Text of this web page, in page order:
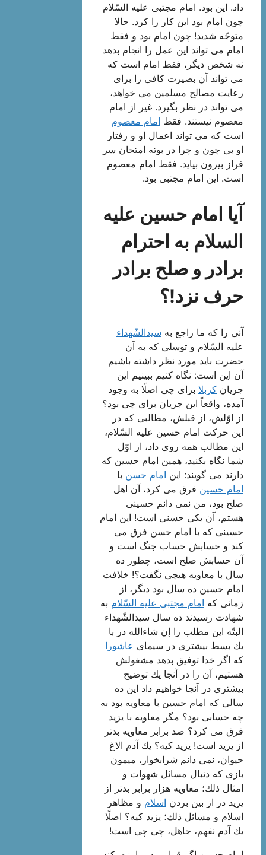
داد. این بود. امام مجتبی علیه السّلام
چون امام بود این كار را كرد. حالا
متوجّه شدید! چون امام بود و فقط
امام می تواند این عمل را انجام بدهد
نه شخص دیگر، فقط امام است كه
می تواند آن بصیرت كافی را برای
رعایت مصالح مسلمین می خواهد،
می تواند در نظر بگیرد. غیر از امام
معصوم نیستند. فقطامام معصوم
است كه می تواند اعمال او و رفتار
او بی چون و چرا در بوته امتحان سر
فراز بیرون بیاید. فقط امام معصوم
است. این امام مجتبی بود.
آیا امام حسین علیه
السلام به احترام
برادر و صلح برادر
حرف نزد!؟
آنی را كه ما راجع بهسیدالشّهداء
علیه السّلام و توسلی كه به آن
حضرت باید مورد نظر داشته باشیم
آن این است: نگاه كنیم ببینیم این
جریانكربلابرای چی اصلًا به وجود
آمده، واقعاً این جریان برای چی بود؟
از اوّلش، از قبلش، مطالبی كه در
این حركت امام حسین علیه السّلام،
این مطالب همه روی داد، از اوّل
شما نگاه بكنید، همین امام حسین كه
دارند می گویند: اینامام حسنبا
امام حسینفرق می كرد، آن اهل
صلح بود، من نمی دانم حسینی
هستم، آن یكی حسنی است! این امام
حسینی كه با امام حسن فرق می
كند و حسابش حساب جنگ است و
آن حسابش صلح است، چطور ده
سال با معاویه هیچی نگفت؟! خلافت
امام حسین ده سال بود دیگر، از
زمانی كهامام مجتبی علیه السّلامبه
شهادت رسیدند ده سال سیدالشّهداء
البتّه این مطلب را إن شاءالله در با
یك بسط بیشتری در سیمایعاشورا
كه اگر خدا توفیق بدهد مشغولش
هستیم، آن را در آنجا یك توضیح
بیشتری در آنجا خواهیم داد این ده
سالی كه امام حسین با معاویه بود به
چه حسابی بود؟ مگر معاویه با یزید
فرق می كرد؟ صد برابر معاویه بدتر
از یزید است! یزید كیه؟ یك آدم الاغ
حیوان، نمی دانم شرابخوار، میمون
بازی كه دنبال مسائل شهوات و
امثال ذلك؛ معاویه هزار برابر بدتر از
یزید در از بین بردناسلامو مظاهر
اسلام و مسائل ذلك؛ یزید كیه؟ اصلًا
یك آدم نفهم، جاهل، چی چی است!